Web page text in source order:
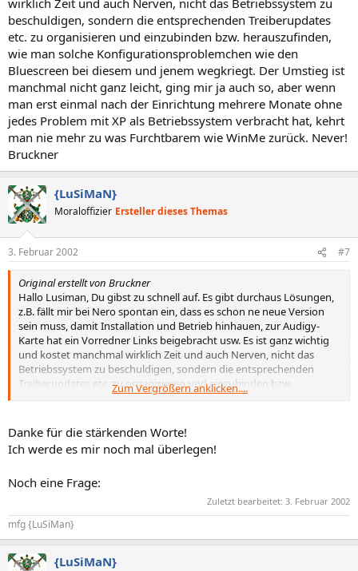
beschuldigen, sondern die entsprechenden Treiberupdates
etc. zu organisieren und einzubinden bzw. herauszufinden,
wie man solche Konfigurationsproblemchen wie den
Bluescreen bei diesem und jenem wegkriegt. Der Umstieg ist
manchmal nicht ganz leicht, ging mir ja auch so, aber wenn
man erst einmal nach der Einrichtung mehrere Monate ohne
jedes Problem mit XP als Betriebssystem verbracht hat, kehrt
man nie mehr zu was Furchtbarem wie WinMe zurück. Never!
Bruckner
{LuSiMaN}
Moraloffizier Ersteller dieses Themas
3. Februar 2002 #7
Original erstellt von Bruckner
Hallo Lusiman, Du gibst zu schnell auf. Es gibt durchaus Lösungen,
z.B. fällt mir bei Nero spontan ein, dass es schon ne neue Version
sein muss, damit Installation und Betrieb hinhauen, zur Audigy-
Karte hat ein Vorredner Links beigebracht usw. Es ist ganz wichtig
und kostet manchmal wirklich Zeit und auch Nerven, nicht das
Betriebssystem zu beschuldigen, sondern die entsprechenden
Treiberupdates etc. zu organisieren und einzubinden bzw.
herauszufinden, wie man solche Konfigurationsproblemchen wie
manchmal nicht ganz leicht, ging mir ja auch so, aber wenn man
erst einmal nach der Einrichtung mehrere Monate ohne jedes
Problem mit XP als Betriebssystem verbracht hat, kehrt man nie
Zum Vergrößern anklicken....
Danke für die stärkenden Worte!
Ich werde es mir noch mal überlegen!
Noch eine Frage:
Zuletzt bearbeitet: 3. Februar 2002
mfg {LuSiMan}
{LuSiMaN}